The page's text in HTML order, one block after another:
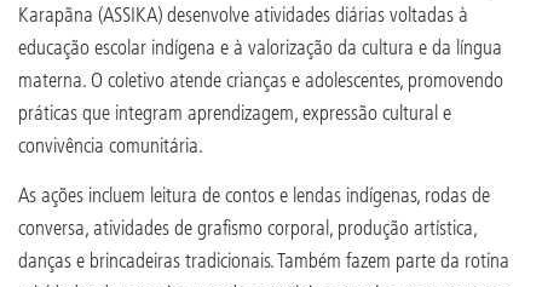
Karapãna (ASSIKA) desenvolve atividades diárias voltadas à
educação escolar indígena e à valorização da cultura e da língua
materna. O coletivo atende crianças e adolescentes, promovendo
práticas que integram aprendizagem, expressão cultural e
convivência comunitária.
As ações incluem leitura de contos e lendas indígenas, rodas de
conversa, atividades de grafismo corporal, produção artística,
danças e brincadeiras tradicionais. Também fazem parte da rotina